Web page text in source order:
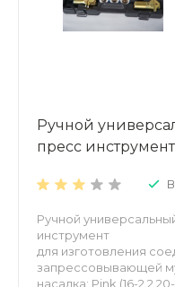
Ручной
пресс
Ручной
инструмент
для изготовления
запрессовывающей
насадка: Pink (16-